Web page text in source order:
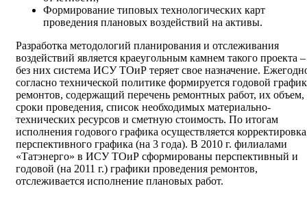
Формирование типовых технологических карт
проведения плановых воздействий на активы.
Разработка методологий планирования и отслеживания
воздействий является краеугольным камнем такого проекта –
без них система ИСУ ТОиР теряет свое назначение.
согласно технической политике формируется годовой график
ремонтов, содержащий перечень ремонтных работ, их объем,
сроки проведения, список необходимых материально-
технических ресурсов и сметную стоимость. По итогам
исполнения годового графика осуществляется корректировка
перспективного графика (на 3 года). В 2010 г. филиалами
«Татэнерго» в ИСУ ТОиР сформированы перспективный и
годовой (на 2011 г.) графики проведения ремонтов,
отслеживается исполнение плановых работ.